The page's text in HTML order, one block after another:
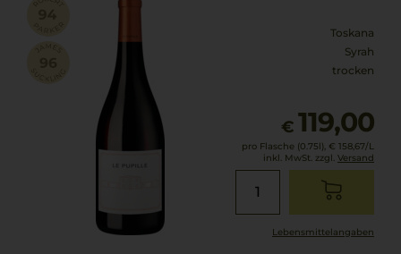
Toskana
Syrah
trocken
€ 119,00
pro Flasche (0.75l), € 158,67/L
inkl. MwSt. zzgl. Versand
Lebensmittel­angaben